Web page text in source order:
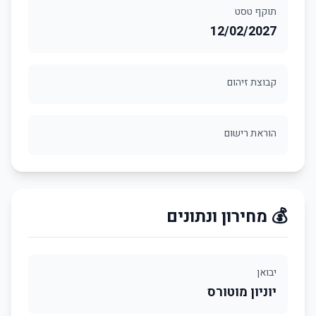
תוקף טסט
12/02/2027
קבוצת זיהום
הוראת רישום
💰 מחירון ונתונים
יבואן
יוניון מוטורס